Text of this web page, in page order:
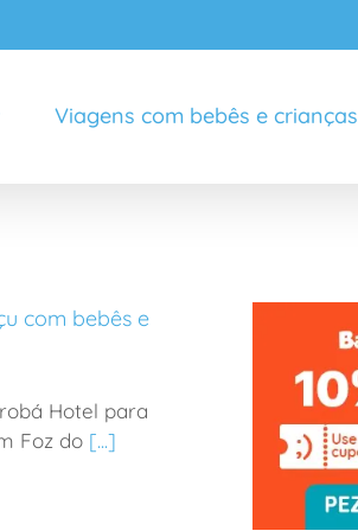
Viagens com bebês e crianças
com bebês e
Hotel para
Foz do [...]